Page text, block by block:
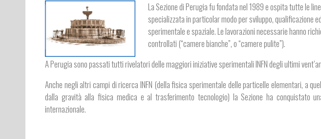
La Sezione di Perugia fu fondata nel 1989 e ospita tutte le
specializzata in particolar modo per sviluppo, qualificazione
sperimentale e spaziale. Le lavorazioni necessarie hanno
controllati (“camere bianche”, o “camere pulite”).
A Perugia sono passati tutti rivelatori delle maggiori iniziative sperimentali INFN degli ultimi
Anche negli altri campi di ricerca INFN (della fisica sperimentale delle particelle elementari, a
dalla gravità alla fisica medica e al trasferimento tecnologio) la Sezione ha conquistato
internazionale.